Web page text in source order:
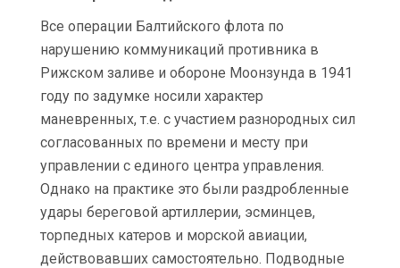
Все операции Балтийского флота по
нарушению коммуникаций противника в
Рижском заливе и обороне Моонзунда в 1941
году по задумке носили характер
маневренных, т.е. с участием разнородных сил
согласованных по времени и месту при
управлении с единого центра управления.
Однако на практике это были раздробленные
удары береговой артиллерии, эсминцев,
торпедных катеров и морской авиации,
действовавших самостоятельно. Подводные